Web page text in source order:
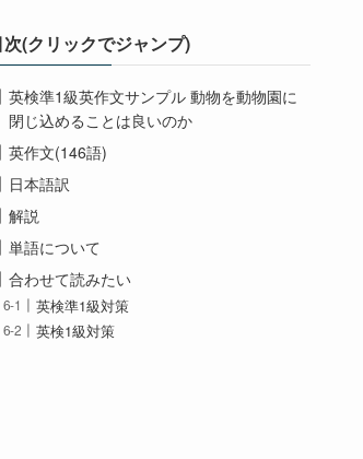
次(クリックでジャンプ)
英検準1級英作文サンプル 動物を動物園に
閉じ込めることは良いのか
英作文(146語)
日本語訳
解説
単語について
合わせて読みたい
英検準1級対策
英検1級対策